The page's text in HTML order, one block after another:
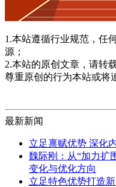
1.本站遵循行业规范，任
源；
2.本站的原创文章，请转
尊重原创的行为本站或将
最新新闻
立足禀赋优势 深化
魏际刚：从“加力扩
变化与优化方向
立足特色优势打造